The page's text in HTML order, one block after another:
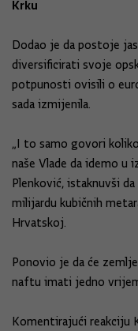
Krku
Dodao je da postoje
diversificirati svoje
potpunosti ovisili o
sada izmijenila.
„I to samo govori
naše Vlade da idemo u
Plenković, istaknuvši
milijardu kubičnih
Hrvatskoj.
Ponovio je da će
naftu imati jedno
Komentirajući reakciju